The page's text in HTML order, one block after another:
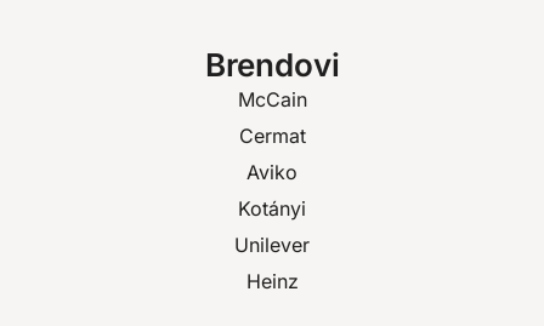
Brendovi
McCain
Cermat
Aviko
Kotányi
Unilever
Heinz